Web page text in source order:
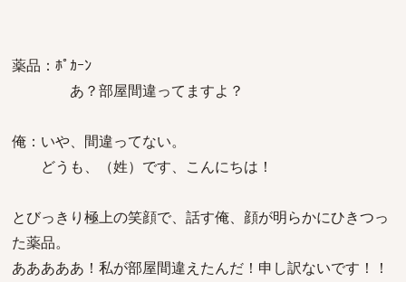
薬品：ﾎﾟｶｰﾝ
あ？部屋間違ってますよ？
俺：いや、間違ってない。
どうも、（姓）です、こんにちは！
とびっきり極上の笑顔で、話す俺、顔が明らかにひきつっ
た薬品。
あああああ！私が部屋間違えたんだ！申し訳ないです！！